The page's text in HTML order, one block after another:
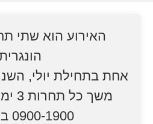
האירוע הוא שתי
אחת בתחילת יולי,
0900-1900 בכל יום.